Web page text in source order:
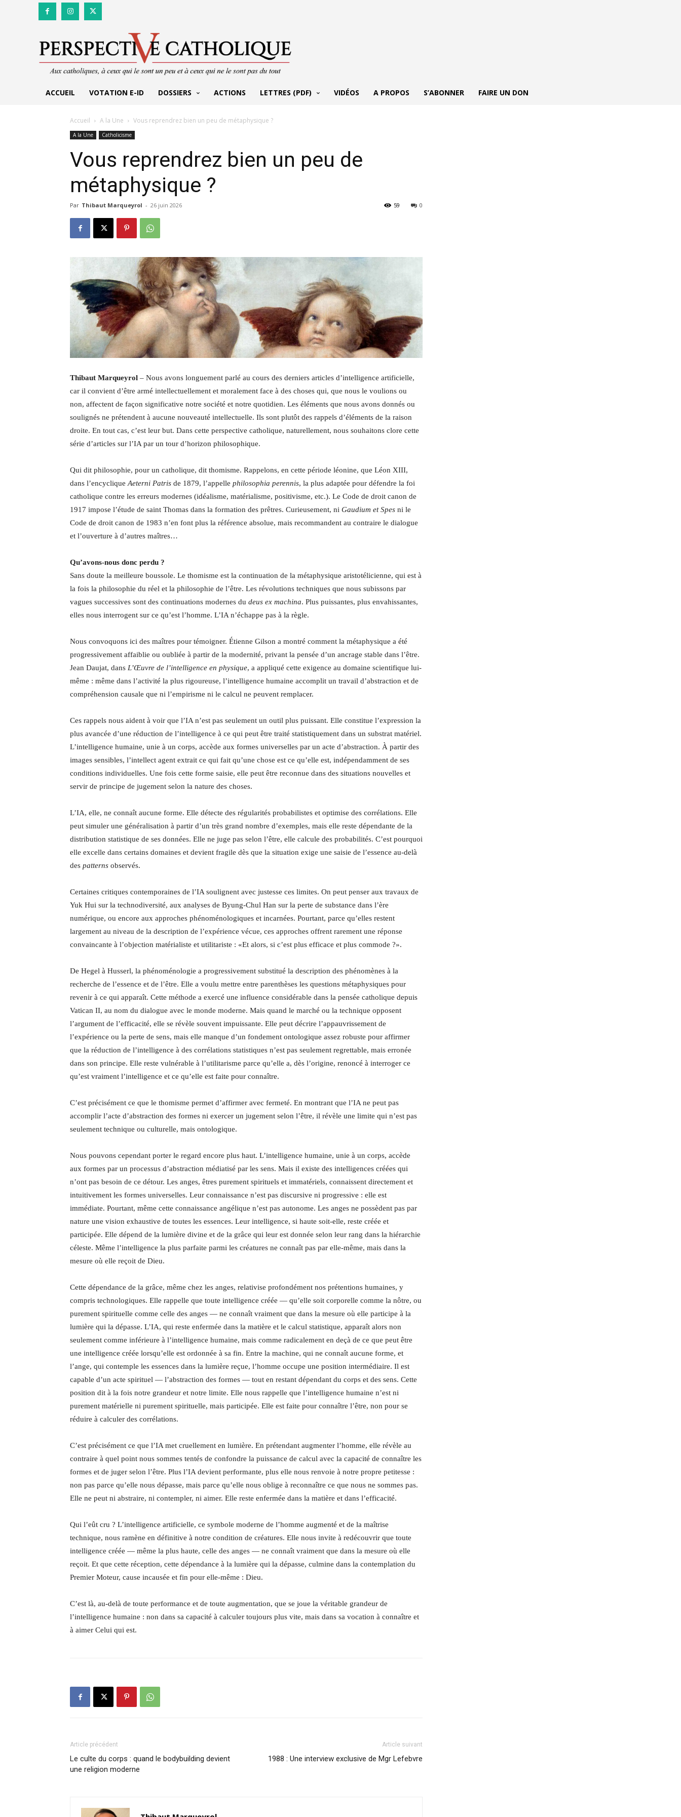
ACCUEIL VOTATION E-ID DOSSIERS ACTIONS LETTRES (PDF) VIDÉOS A PROPOS S’ABONNER FAIRE UN DON
Accueil A la Une Vous reprendrez bien un peu de métaphysique ?
A la Une Catholicisme
Vous reprendrez bien un peu de
métaphysique ?
Par Thibaut Marqueyrol - 26 juin 2026 0
59
Thibaut Marqueyrol – Nous avons longuement parlé au cours des derniers articles d’intelligence artificielle,
car il convient d’être armé intellectuellement et moralement face à des choses qui, que nous le voulions ou
non, affectent de façon significative notre société et notre quotidien. Les éléments que nous avons donnés ou
soulignés ne prétendent à aucune nouveauté intellectuelle. Ils sont plutôt des rappels d’éléments de la raison
droite. En tout cas, c’est leur but. Dans cette perspective catholique, naturellement, nous souhaitons clore cette
série d’articles sur l’IA par un tour d’horizon philosophique.
Qui dit philosophie, pour un catholique, dit thomisme. Rappelons, en cette période léonine, que Léon XIII,
dans l’encyclique Aeterni Patris de 1879, l’appelle philosophia perennis, la plus adaptée pour défendre la foi
catholique contre les erreurs modernes (idéalisme, matérialisme, positivisme, etc.). Le Code de droit canon de
1917 impose l’étude de saint Thomas dans la formation des prêtres. Curieusement, ni Gaudium et Spes ni le
Code de droit canon de 1983 n’en font plus la référence absolue, mais recommandent au contraire le dialogue
et l’ouverture à d’autres maîtres…
Qu’avons-nous donc perdu ?
Sans doute la meilleure boussole. Le thomisme est la continuation de la métaphysique aristotélicienne, qui est à
la fois la philosophie du réel et la philosophie de l’être. Les révolutions techniques que nous subissons par
vagues successives sont des continuations modernes du deus ex machina. Plus puissantes, plus envahissantes,
elles nous interrogent sur ce qu’est l’homme. L’IA n’échappe pas à la règle.
Nous convoquons ici des maîtres pour témoigner. Étienne Gilson a montré comment la métaphysique a été
progressivement affaiblie ou oubliée à partir de la modernité, privant la pensée d’un ancrage stable dans l’être.
Jean Daujat, dans L’Œuvre de l’intelligence en physique, a appliqué cette exigence au domaine scientifique lui-
même : même dans l’activité la plus rigoureuse, l’intelligence humaine accomplit un travail d’abstraction et de
compréhension causale que ni l’empirisme ni le calcul ne peuvent remplacer.
Ces rappels nous aident à voir que l’IA n’est pas seulement un outil plus puissant. Elle constitue l’expression la
plus avancée d’une réduction de l’intelligence à ce qui peut être traité statistiquement dans un substrat matériel.
L’intelligence humaine, unie à un corps, accède aux formes universelles par un acte d’abstraction. À partir des
images sensibles, l’intellect agent extrait ce qui fait qu’une chose est ce qu’elle est, indépendamment de ses
conditions individuelles. Une fois cette forme saisie, elle peut être reconnue dans des situations nouvelles et
servir de principe de jugement selon la nature des choses.
L’IA, elle, ne connaît aucune forme. Elle détecte des régularités probabilistes et optimise des corrélations. Elle
peut simuler une généralisation à partir d’un très grand nombre d’exemples, mais elle reste dépendante de la
distribution statistique de ses données. Elle ne juge pas selon l’être, elle calcule des probabilités. C’est pourquoi
elle excelle dans certains domaines et devient fragile dès que la situation exige une saisie de l’essence au-delà
des patterns observés.
Certaines critiques contemporaines de l’IA soulignent avec justesse ces limites. On peut penser aux travaux de
Yuk Hui sur la technodiversité, aux analyses de Byung-Chul Han sur la perte de substance dans l’ère
numérique, ou encore aux approches phénoménologiques et incarnées. Pourtant, parce qu’elles restent
largement au niveau de la description de l’expérience vécue, ces approches offrent rarement une réponse
convaincante à l’objection matérialiste et utilitariste : «Et alors, si c’est plus efficace et plus commode ?».
De Hegel à Husserl, la phénoménologie a progressivement substitué la description des phénomènes à la
recherche de l’essence et de l’être. Elle a voulu mettre entre parenthèses les questions métaphysiques pour
revenir à ce qui apparaît. Cette méthode a exercé une influence considérable dans la pensée catholique depuis
Vatican II, au nom du dialogue avec le monde moderne. Mais quand le marché ou la technique opposent
l’argument de l’efficacité, elle se révèle souvent impuissante. Elle peut décrire l’appauvrissement de
l’expérience ou la perte de sens, mais elle manque d’un fondement ontologique assez robuste pour affirmer
que la réduction de l’intelligence à des corrélations statistiques n’est pas seulement regrettable, mais erronée
dans son principe. Elle reste vulnérable à l’utilitarisme parce qu’elle a, dès l’origine, renoncé à interroger ce
qu’est vraiment l’intelligence et ce qu’elle est faite pour connaître.
C’est précisément ce que le thomisme permet d’affirmer avec fermeté. En montrant que l’IA ne peut pas
accomplir l’acte d’abstraction des formes ni exercer un jugement selon l’être, il révèle une limite qui n’est pas
seulement technique ou culturelle, mais ontologique.
Nous pouvons cependant porter le regard encore plus haut. L’intelligence humaine, unie à un corps, accède
aux formes par un processus d’abstraction médiatisé par les sens. Mais il existe des intelligences créées qui
n’ont pas besoin de ce détour. Les anges, êtres purement spirituels et immatériels, connaissent directement et
intuitivement les formes universelles. Leur connaissance n’est pas discursive ni progressive : elle est
immédiate. Pourtant, même cette connaissance angélique n’est pas autonome. Les anges ne possèdent pas par
nature une vision exhaustive de toutes les essences. Leur intelligence, si haute soit-elle, reste créée et
participée. Elle dépend de la lumière divine et de la grâce qui leur est donnée selon leur rang dans la hiérarchie
céleste. Même l’intelligence la plus parfaite parmi les créatures ne connaît pas par elle-même, mais dans la
mesure où elle reçoit de Dieu.
Cette dépendance de la grâce, même chez les anges, relativise profondément nos prétentions humaines, y
compris technologiques. Elle rappelle que toute intelligence créée — qu’elle soit corporelle comme la nôtre, ou
purement spirituelle comme celle des anges — ne connaît vraiment que dans la mesure où elle participe à la
lumière qui la dépasse. L’IA, qui reste enfermée dans la matière et le calcul statistique, apparaît alors non
seulement comme inférieure à l’intelligence humaine, mais comme radicalement en deçà de ce que peut être
une intelligence créée lorsqu’elle est ordonnée à sa fin. Entre la machine, qui ne connaît aucune forme, et
l’ange, qui contemple les essences dans la lumière reçue, l’homme occupe une position intermédiaire. Il est
capable d’un acte spirituel — l’abstraction des formes — tout en restant dépendant du corps et des sens. Cette
position dit à la fois notre grandeur et notre limite. Elle nous rappelle que l’intelligence humaine n’est ni
purement matérielle ni purement spirituelle, mais participée. Elle est faite pour connaître l’être, non pour se
réduire à calculer des corrélations.
C’est précisément ce que l’IA met cruellement en lumière. En prétendant augmenter l’homme, elle révèle au
contraire à quel point nous sommes tentés de confondre la puissance de calcul avec la capacité de connaître les
formes et de juger selon l’être. Plus l’IA devient performante, plus elle nous renvoie à notre propre petitesse :
non pas parce qu’elle nous dépasse, mais parce qu’elle nous oblige à reconnaître ce que nous ne sommes pas.
Elle ne peut ni abstraire, ni contempler, ni aimer. Elle reste enfermée dans la matière et dans l’efficacité.
Qui l’eût cru ? L’intelligence artificielle, ce symbole moderne de l’homme augmenté et de la maîtrise
technique, nous ramène en définitive à notre condition de créatures. Elle nous invite à redécouvrir que toute
intelligence créée — même la plus haute, celle des anges — ne connaît vraiment que dans la mesure où elle
reçoit. Et que cette réception, cette dépendance à la lumière qui la dépasse, culmine dans la contemplation du
Premier Moteur, cause incausée et fin pour elle-même : Dieu.
C’est là, au-delà de toute performance et de toute augmentation, que se joue la véritable grandeur de
l’intelligence humaine : non dans sa capacité à calculer toujours plus vite, mais dans sa vocation à connaître et
à aimer Celui qui est.
Article précédent
Le culte du corps : quand le bodybuilding devient
une religion moderne
Article suivant
1988 : Une interview exclusive de Mgr Lefebvre